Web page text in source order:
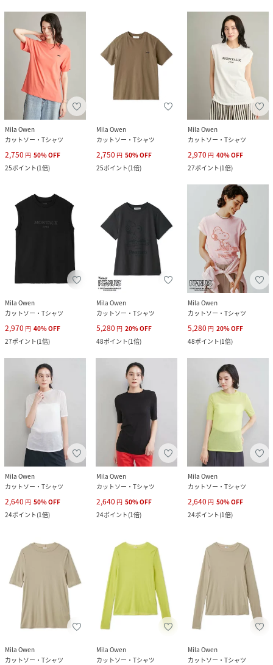
Mila Owen
カットソー・Tシャツ
2,750 円 50%OFF
25ポイント(1倍)
Mila Owen
カットソー・Tシャツ
2,750 円 50%OFF
25ポイント(1倍)
Mila Owen
カットソー・Tシャツ
2,970 円 40%OFF
27ポイント(1倍)
Mila Owen
カットソー・Tシャツ
2,970 円 40%OFF
27ポイント(1倍)
Mila Owen
カットソー・Tシャツ
5,280 円 20%OFF
48ポイント(1倍)
Mila Owen
カットソー・Tシャツ
5,280 円 20%OFF
48ポイント(1倍)
Mila Owen
カットソー・Tシャツ
2,640 円 50%OFF
24ポイント(1倍)
Mila Owen
カットソー・Tシャツ
2,640 円 50%OFF
24ポイント(1倍)
Mila Owen
カットソー・Tシャツ
2,640 円 50%OFF
24ポイント(1倍)
Mila Owen
カットソー・Tシャツ
Mila Owen
カットソー・Tシャツ
Mila Owen
カットソー・Tシャツ